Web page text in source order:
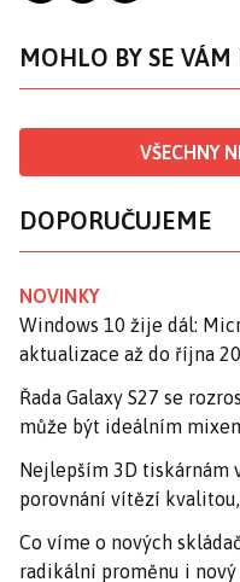
MOHLO BY SE VÁM
VŠECHNY
DOPORUČUJEME
NOVINKY
Windows 10 žije dál:
aktualizace až do října
Řada Galaxy S27 se
může být ideálním
Nejlepším 3D tiskárnám
porovnání vítězí
Co víme o nových
radikální proměnu i